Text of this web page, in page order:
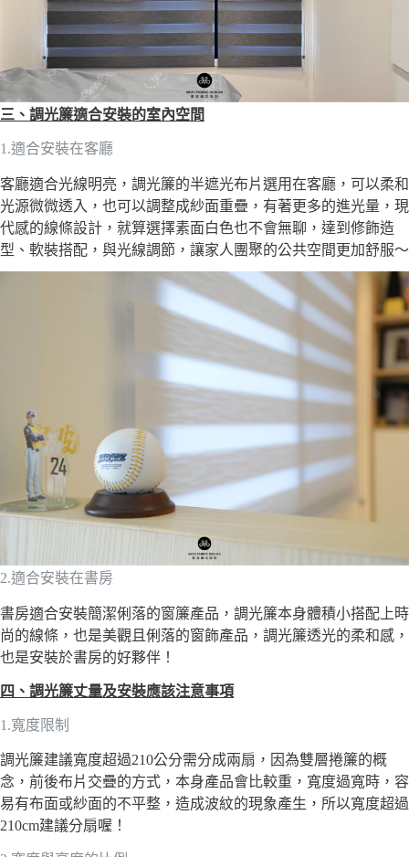
三、調光簾適合安裝的室內空間
1.適合安裝在客廳
客廳適合光線明亮，調光簾的半遮光布片選用在客廳，可以柔和
光源微微透入，也可以調整成紗面重疊，有著更多的進光量，現
代感的線條設計，就算選擇素面白色也不會無聊，達到修飾造
型、軟裝搭配，與光線調節，讓家人團聚的公共空間更加舒服～
2.適合安裝在書房
書房適合安裝簡潔俐落的窗簾產品，調光簾本身體積小搭配上時
尚的線條，也是美觀且俐落的窗飾產品，調光簾透光的柔和感，
也是安裝於書房的好夥伴！
四、調光簾丈量及安裝應該注意事項
1.寬度限制
調光簾建議寬度超過210公分需分成兩扇，因為雙層捲簾的概
念，前後布片交疊的方式，本身產品會比較重，寬度過寬時，容
易有布面或紗面的不平整，造成波紋的現象產生，所以寬度超過
210cm建議分扇喔！